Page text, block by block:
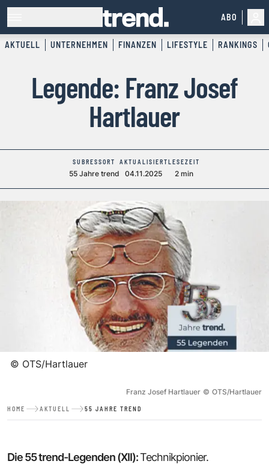
ABO
AKTUELL UNTERNEHMEN FINANZEN LIFESTYLE RANKINGS
Legende: Franz Josef
Hartlauer
SUBRESSORT
55 Jahre trend
AKTUALISIERT
04.11.2025
LESEZEIT
2 min
© OTS/Hartlauer
Franz Josef Hartlauer © OTS/Hartlauer
HOME AKTUELL 55 JAHRE TREND
Die 55 trend-Legenden (XII):Technikpionier.